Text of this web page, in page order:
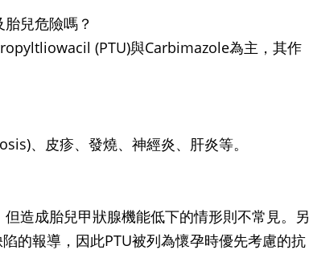
兒危險嗎？
(PTU)與Carbimazole為主，其作
、皮疹、發燒、神經炎、肝炎等。
成胎兒甲狀腺機能低下的情形則不常見。另
的報導，因此PTU被列為懷孕時優先考慮的抗